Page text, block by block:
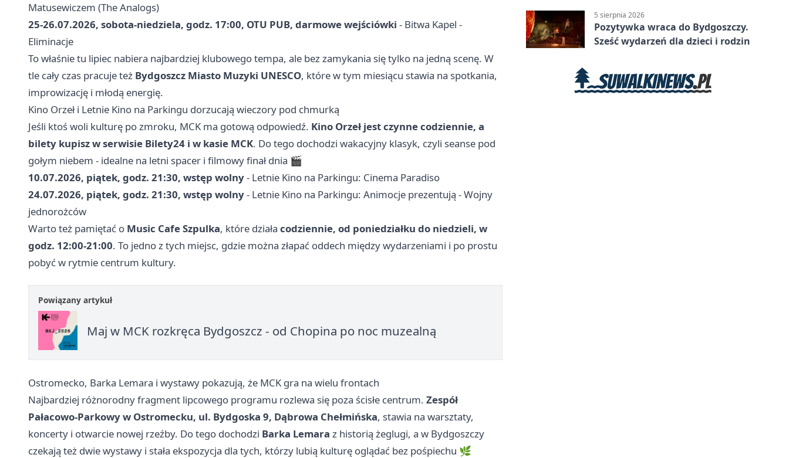
Matusewiczem (The Analogs)
25-26.07.2026, sobota-niedziela, godz. 17:00, OTU PUB, darmowe wejściówki - Bitwa Kapel -
Eliminacje
To właśnie tu lipiec nabiera najbardziej klubowego tempa, ale bez zamykania się tylko na jedną scenę. W
tle cały czas pracuje też Bydgoszcz Miasto Muzyki UNESCO, które w tym miesiącu stawia na spotkania,
improwizację i młodą energię.
Kino Orzeł i Letnie Kino na Parkingu dorzucają wieczory pod chmurką
Jeśli ktoś woli kulturę po zmroku, MCK ma gotową odpowiedź. Kino Orzeł jest czynne codziennie, a
bilety kupisz w serwisie Bilety24 i w kasie MCK. Do tego dochodzi wakacyjny klasyk, czyli seanse pod
gołym niebem - idealne na letni spacer i filmowy finał dnia 🎬
10.07.2026, piątek, godz. 21:30, wstęp wolny- Letnie Kino na Parkingu: Cinema Paradiso
24.07.2026, piątek, godz. 21:30, wstęp wolny- Letnie Kino na Parkingu: Animocje prezentują - Wojny
jednorożców
Warto też pamiętać o Music Cafe Szpulka, które działa codziennie, od poniedziałku do niedzieli, w
godz. 12:00-21:00. To jedno z tych miejsc, gdzie można złapać oddech między wydarzeniami i po prostu
pobyć w rytmie centrum kultury.
Powiązany artykuł
Maj w MCK rozkręca Bydgoszcz - od Chopina po noc muzealną
Ostromecko, Barka Lemara i wystawy pokazują, że MCK gra na wielu frontach
Najbardziej różnorodny fragment lipcowego programu rozlewa się poza ścisłe centrum. Zespół
Pałacowo-Parkowy w Ostromecku, ul. Bydgoska 9, Dąbrowa Chełmińska, stawia na warsztaty,
koncerty i otwarcie nowej rzeźby. Do tego dochodzi Barka Lemara z historią żeglugi, a w Bydgoszczy
czekają też dwie wystawy i stała ekspozycja dla tych, którzy lubią kulturę oglądać bez pośpiechu 🌿
5 sierpnia 2026
Pozytywka wraca do Bydgoszczy.
Sześć wydarzeń dla dzieci i rodzin